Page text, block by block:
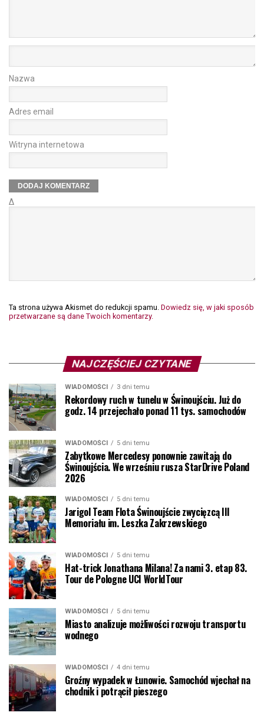
Nazwa
Adres email
Witryna internetowa
Δ
Ta strona używa Akismet do redukcji spamu. Dowiedz się, w jaki sposób
przetwarzane są dane Twoich komentarzy.
NAJCZĘŚCIEJ CZYTANE
WIADOMOŚCI 3 dni temu
Rekordowy ruch w tunelu w Świnoujściu. Już do
godz. 14 przejechało ponad 11 tys. samochodów
WIADOMOŚCI 5 dni temu
Zabytkowe Mercedesy ponownie zawitają do
Świnoujścia. We wrześniu rusza StarDrive Poland
2026
WIADOMOŚCI 5 dni temu
Jarigol Team Flota Świnoujście zwycięzcą III
Memoriału im. Leszka Zakrzewskiego
WIADOMOŚCI 5 dni temu
Hat-trick Jonathana Milana! Za nami 3. etap 83.
Tour de Pologne UCI WorldTour
WIADOMOŚCI 5 dni temu
Miasto analizuje możliwości rozwoju transportu
wodnego
WIADOMOŚCI 4 dni temu
Groźny wypadek w Łunowie. Samochód wjechał na
chodnik i potrącił pieszego